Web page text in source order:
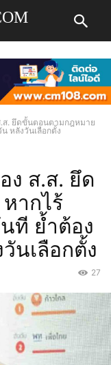
.ส. ยึดขั้นตอนตามกฎหมาย
หลังวันเลือกตั้ง
ง ส.ส. ยึด
ากไร้
ที ย้ำต้อง
นเลือกตั้ง
27